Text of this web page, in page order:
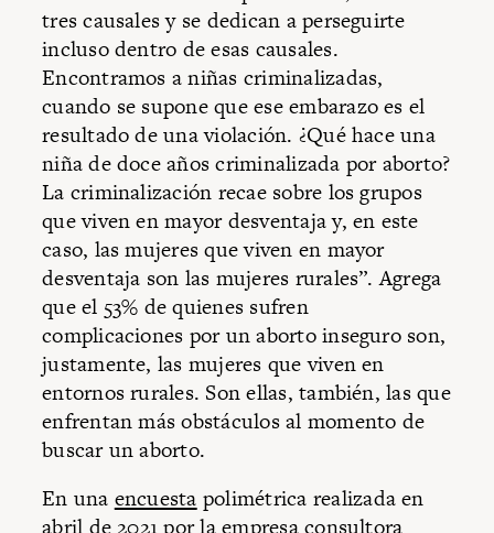
tres causales y se dedican a perseguirte
incluso dentro de esas causales.
Encontramos a niñas criminalizadas,
cuando se supone que ese embarazo es el
resultado de una violación. ¿Qué hace una
niña de doce años criminalizada por aborto?
La criminalización recae sobre los grupos
que viven en mayor desventaja y, en este
caso, las mujeres que viven en mayor
desventaja son las mujeres rurales”. Agrega
que el 53% de quienes sufren
complicaciones por un aborto inseguro son,
justamente, las mujeres que viven en
entornos rurales. Son ellas, también, las que
enfrentan más obstáculos al momento de
buscar un aborto.
En una encuesta polimétrica realizada en
abril de 2021 por la empresa consultora